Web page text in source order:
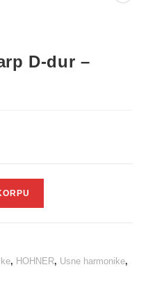
D-dur –
, HOHNER, Usne harmonike,